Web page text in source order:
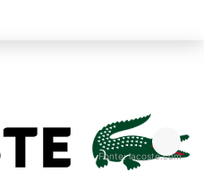
Fonte:lacoste.com